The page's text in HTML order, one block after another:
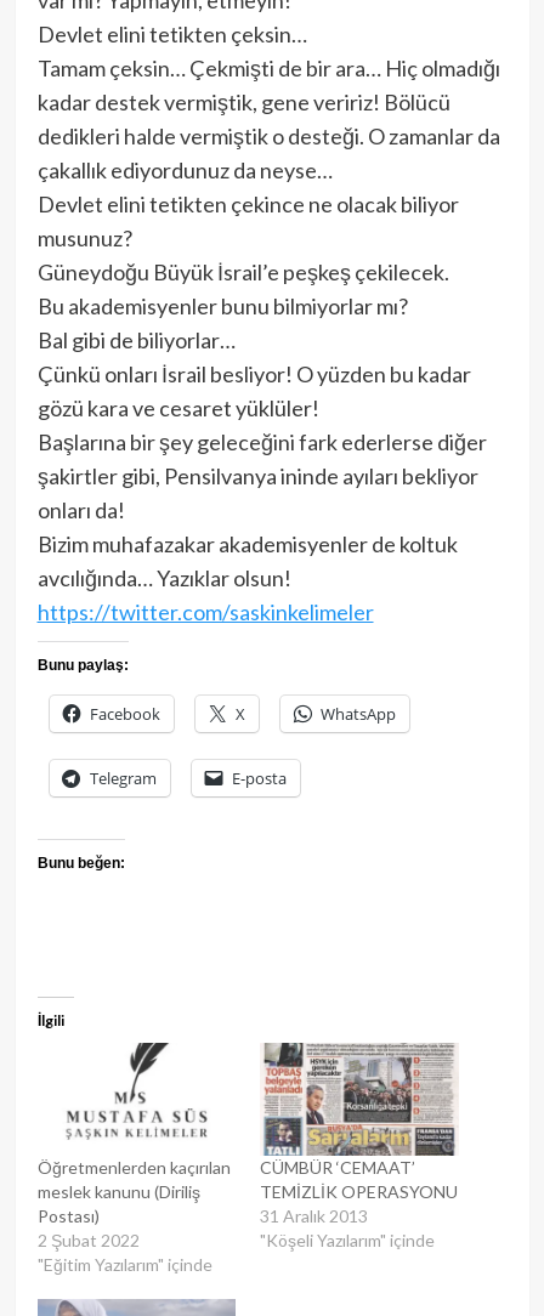
Devlet elini tetikten çeksin…
Tamam çeksin… Çekmişti de bir ara… Hiç olmadığı
kadar destek vermiştik, gene veririz! Bölücü
dedikleri halde vermiştik o desteği. O zamanlar da
çakallık ediyordunuz da neyse…
Devlet elini tetikten çekince ne olacak biliyor
musunuz?
Güneydoğu Büyük İsrail’e peşkeş çekilecek.
Bu akademisyenler bunu bilmiyorlar mı?
Bal gibi de biliyorlar…
Çünkü onları İsrail besliyor! O yüzden bu kadar
gözü kara ve cesaret yüklüler!
Başlarına bir şey geleceğini fark ederlerse diğer
şakirtler gibi, Pensilvanya ininde ayıları bekliyor
onları da!
Bizim muhafazakar akademisyenler de koltuk
avcılığında… Yazıklar olsun!
https://twitter.com/saskinkelimeler
Bunu paylaş:
Facebook X WhatsApp
Telegram E-posta
Bunu beğen:
İlgili
Öğretmenlerden kaçırılan
meslek kanunu (Diriliş
Postası)
2 Şubat 2022
"Eğitim Yazılarım" içinde
CÜMBÜR ‘CEMAAT’
TEMİZLİK OPERASYONU
31 Aralık 2013
"Köşeli Yazılarım" içinde